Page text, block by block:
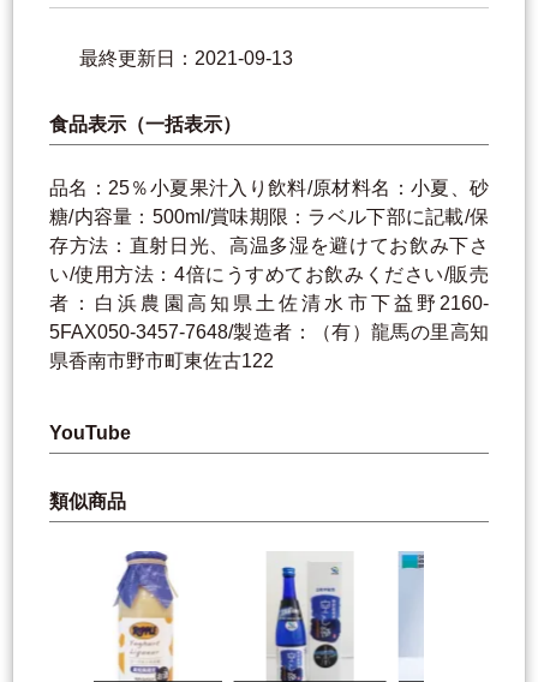
最終更新日：2021-09-13
食品表示（一括表示）
品名：25％小夏果汁入り飲料/原材料名：小夏、砂
糖/内容量：500ml/賞味期限：ラベル下部に記載/保
存方法：直射日光、高温多湿を避けてお飲み下さ
い/使用方法：4倍にうすめてお飲みください/販売
者：白浜農園高知県土佐清水市下益野2160-
5FAX050-3457-7648/製造者：（有）龍馬の里高知
県香南市野市町東佐古122
YouTube
類似商品